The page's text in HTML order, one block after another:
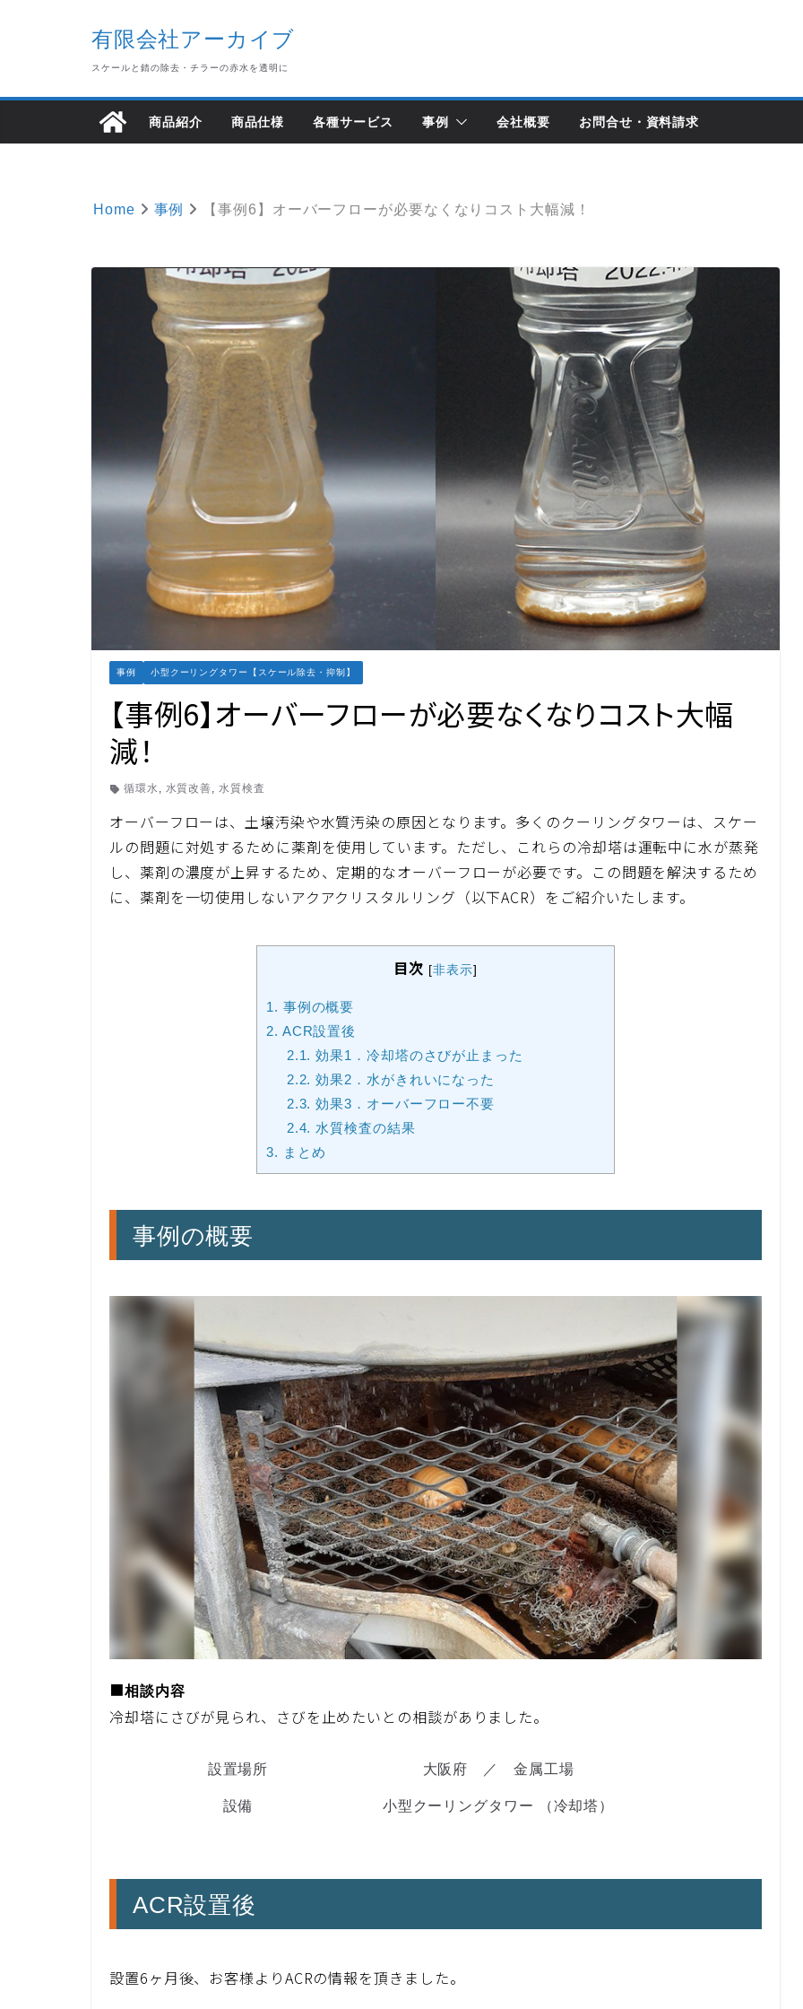
有限会社アーカイブ
スケールと錆の除去・チラーの赤水を透明に
商品紹介 商品仕様 各種サービス 事例 会社概要 お問合せ・資料請求
Home 事例 【事例6】オーバーフローが必要なくなりコスト大幅減！
事例 小型クーリングタワー【スケール除去・抑制】
【事例6】オーバーフローが必要なくなりコスト大幅
減！
循環水, 水質改善, 水質検査
オーバーフローは、土壌汚染や水質汚染の原因となります。多くのクーリングタワーは、スケー
ルの問題に対処するために薬剤を使用しています。ただし、これらの冷却塔は運転中に水が蒸発
し、薬剤の濃度が上昇するため、定期的なオーバーフローが必要です。この問題を解決するため
に、薬剤を一切使用しないアクアクリスタルリング（以下ACR）をご紹介いたします。
目次 [非表示]
1. 事例の概要
2. ACR設置後
2.1. 効果1．冷却塔のさびが止まった
2.2. 効果2．水がきれいになった
2.3. 効果3．オーバーフロー不要
2.4. 水質検査の結果
3. まとめ
事例の概要
■相談内容
冷却塔にさびが見られ、さびを止めたいとの相談がありました。
設置場所 大阪府 ／ 金属工場
設備 小型クーリングタワー （冷却塔）
ACR設置後
設置6ヶ月後、お客様よりACRの情報を頂きました。